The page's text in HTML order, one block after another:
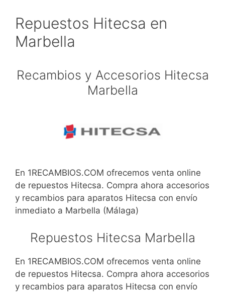
Repuestos Hitecsa en
Marbella
Recambios y Accesorios Hitecsa
Marbella
En 1RECAMBIOS.COM ofrecemos venta online
de repuestos Hitecsa. Compra ahora accesorios
y recambios para aparatos Hitecsa con envío
inmediato a Marbella (Málaga)
Repuestos Hitecsa Marbella
En 1RECAMBIOS.COM ofrecemos venta online
de repuestos Hitecsa. Compra ahora accesorios
y recambios para aparatos Hitecsa con envío